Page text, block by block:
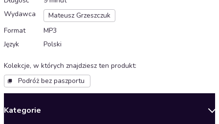
Wydawca
Mateusz Grzeszczuk
Format
MP3
Język
Polski
Kolekcje, w których znajdziesz ten produkt:
Podróż bez paszportu
Kategorie